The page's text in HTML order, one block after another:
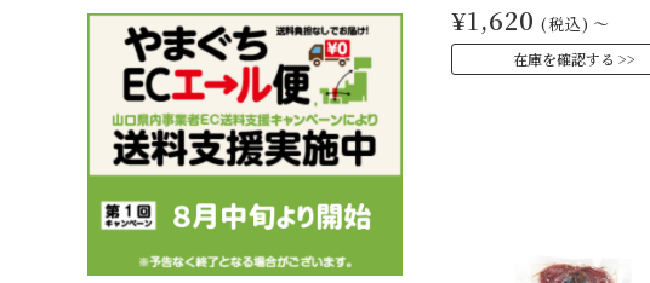
¥1,620 (税込) ～
在庫を確認する